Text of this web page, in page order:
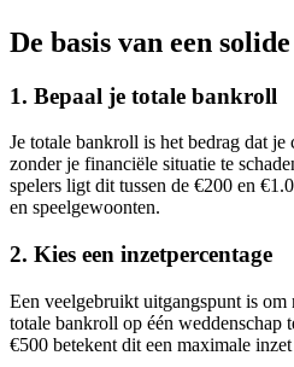
De basis van een
1. Bepaal je totale bankroll
Je totale bankroll is het bedrag dat
zonder je financiële situatie te
spelers ligt dit tussen de €200 en
en speelgewoonten.
2. Kies een inzetpercentage
Een veelgebruikt uitgangspunt is om
totale bankroll op één weddenschap
€500 betekent dit een maximale